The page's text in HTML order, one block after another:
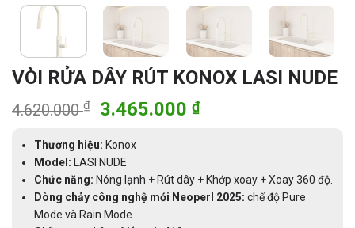
VÒI RỬA DÂY RÚT KONOX LASI NUDE
4.620.000₫
Giá
là:
4.620.000 ₫.
3.465.000 ₫Giá
3.465.000 ₫.
Thương hiệu: Konox
Model:
LASI NUDE
Chức năng: Nóng lạnh + Rút dây + Khớp xoay + Xoay360 độ
Dòng chảy công nghệ mới Neoperl 2025: chế độ Pure
Mode và Rain Mode